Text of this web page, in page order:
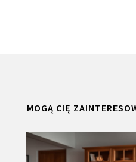
MOGĄ CIĘ